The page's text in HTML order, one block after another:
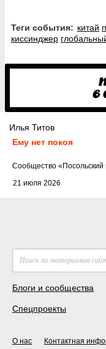
Теги события: китай
киссинджер
Илья Титов
Ему нет покоя
21 июля 2026
Cообщество «Посольский
Блоги и сообщества
Спецпроекты
О нас Контактная